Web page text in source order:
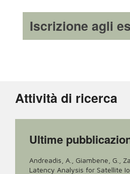
Iscrizione agli
Attività di ricerca
Ultime
Andreadis, A., Giambene, G.,
Latency Analysis for Satellite